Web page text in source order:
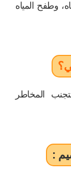
وطفح المياه
المخاطر
: